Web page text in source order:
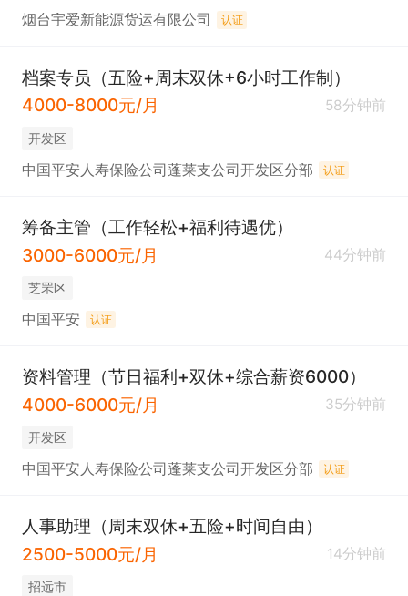
烟台宇爱新能源货运有限公司 认证
档案专员（五险+周末双休+6小时工作制）
4000-8000元/月
58分钟前
开发区
中国平安人寿保险公司蓬莱支公司开发区分部 认证
筹备主管（工作轻松+福利待遇优）
3000-6000元/月
44分钟前
芝罘区
中国平安 认证
资料管理（节日福利+双休+综合薪资6000）
4000-6000元/月
35分钟前
开发区
中国平安人寿保险公司蓬莱支公司开发区分部 认证
人事助理（周末双休+五险+时间自由）
2500-5000元/月
14分钟前
招远市